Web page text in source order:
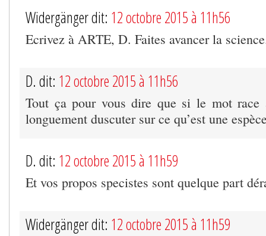
Widergänger dit: 12 octobre 2015 à 11h56
Ecrivez à ARTE, D. Faites avancer la
D. dit: 12 octobre 2015 à 11h56
Tout ça pour vous dire que si le mot race
longuement duscuter sur ce qu’est une
D. dit: 12 octobre 2015 à 11h59
Et vos propos specistes sont quelque part
Widergänger dit: 12 octobre 2015 à 11h59